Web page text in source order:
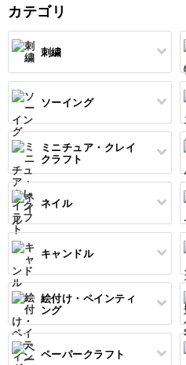
感を大切に刺し固め以外
の技法も使い分けていき
ます。命を吹き込むよう
カテゴリ
刺繍
すべて
伝統刺繍
その他刺繍
パンチニードル
刺し子
クロスステッチ
オートクチュール刺繍
すべて
棒針編み
かぎ針編み
レース編み
マクラメ
クラフトバンド
あみぐるみ
ソーイング
すべて
パッチワーク
布小物
和裁
洋裁
すべて
デッサン
ボールペンイラスト
アクリル絵の具
アルコールインクアート
コピック
ミニチュア・クレイ
クラフト
すべて
フェイクスイーツ
ミニチュアフード
ミニチュア雑貨
すべて
ドール服
ドールハウス
ネイル
すべて
ネイル検定
スカルプネイル
すべて
プラバンアクセサリー
クレイ
キャンドル
すべて
キャンドルホルダー
すべて
カリグラフィー
絵付け・ペインティ
ング
すべて
すべて
ペーパークラフト